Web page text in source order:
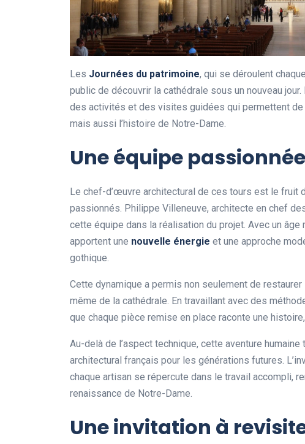
Les Journées du patrimoine, qui se déroulent
public de découvrir la cathédrale sous un nouveau
des activités et des visites guidées qui permettent de
mais aussi l’histoire de Notre-Dame.
Une équipe
Le chef-d’œuvre architectural de ces tours est le fruit
passionnés. Philippe Villeneuve, architecte en chef
cette équipe dans la réalisation du projet. Avec un âge
apportent une nouvelle énergie et une approche
gothique.
Cette dynamique a permis non seulement de
même de la cathédrale. En travaillant avec des
que chaque pièce remise en place raconte une
Au-delà de l’aspect technique, cette aventure
architectural français pour les générations futures.
chaque artisan se répercute dans le travail accompli,
renaissance de Notre-Dame.
Une invitation à